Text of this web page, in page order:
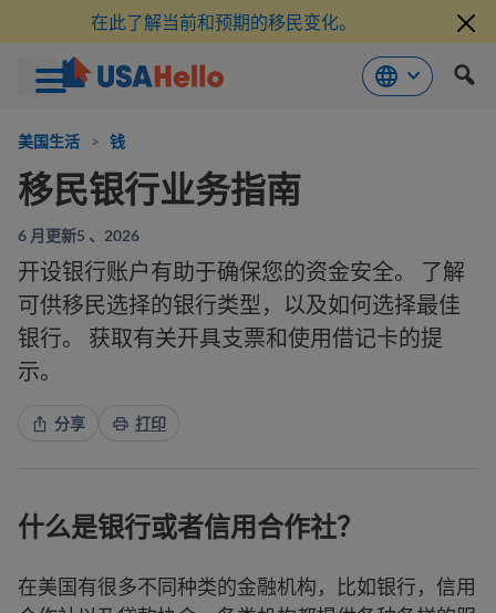
在此了解当前和预期的移民变化。
美国生活 > 钱
移民银行业务指南
6 月更新5 、2026
开设银行账户有助于确保您的资金安全。 了解
可供移民选择的银行类型，以及如何选择最佳
银行。 获取有关开具支票和使用借记卡的提
示。
分享 打印
什么是银行或者信用合作社？
在美国有很多不同种类的金融机构，比如银行，信用